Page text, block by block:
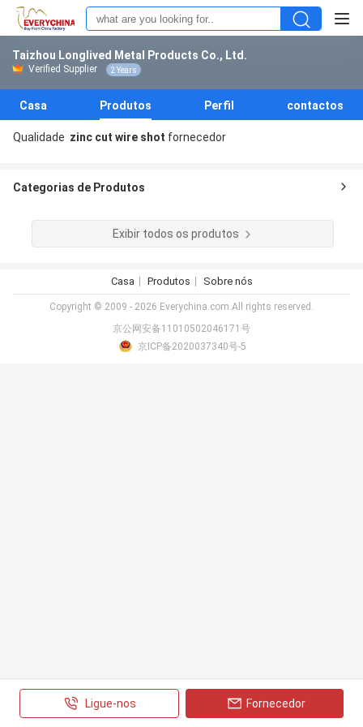
Taizhou Longlived Metal Products Co., Ltd.
Verified Supplier 2 Years
Casa Produtos Perfil contactos
Qualidade zinc cut wire shot fornecedor
Categorias de Produtos
Exibir todos os produtos
Ligue-nos Fornecedor
Casa Produtos Sobre nós
Copyright © 2009 - 2026 Everychina.com.All rights reserved.
京公网安备11010502046171号
京ICP备2020037340号-5